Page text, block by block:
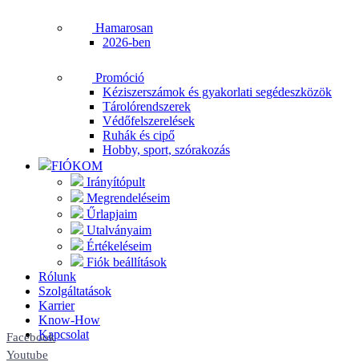
Hamarosan
2026-ben
Promóció
Kéziszerszámok és gyakorlati segédeszközök
Tárolórendszerek
Védőfelszerelések
Ruhák és cipő
Hobby, sport, szórakozás
FIÓKOM
Irányítópult
Megrendeléseim
Űrlapjaim
Utalványaim
Értékeléseim
Fiók beállítások
Rólunk
Szolgáltatások
Karrier
Know-How
Kapcsolat
Facebook
Youtube